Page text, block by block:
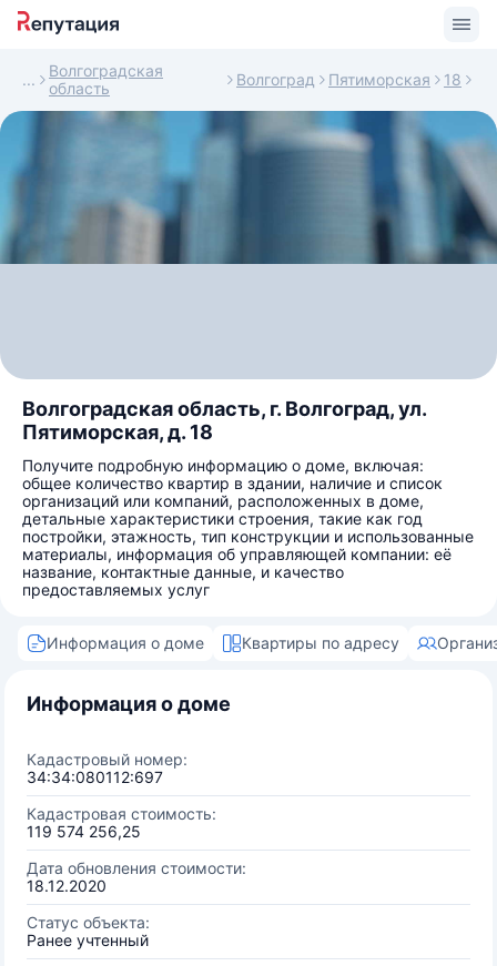
Волгоградская
область
Волгоград Пятиморская 18
Волгоградская область, г. Волгоград, ул.
Пятиморская, д. 18
Получите подробную информацию о доме, включая:
общее количество квартир в здании, наличие и список
организаций или компаний, расположенных в доме,
детальные характеристики строения, такие как год
постройки, этажность, тип конструкции и использованные
материалы, информация об управляющей компании: её
название, контактные данные, и качество
предоставляемых услуг
Информация о доме Квартиры по адресу
Информация о доме
Кадастровый номер:
34:34:080112:697
Кадастровая стоимость:
119 574 256,25
Дата обновления стоимости:
18.12.2020
Статус объекта:
Ранее учтенный